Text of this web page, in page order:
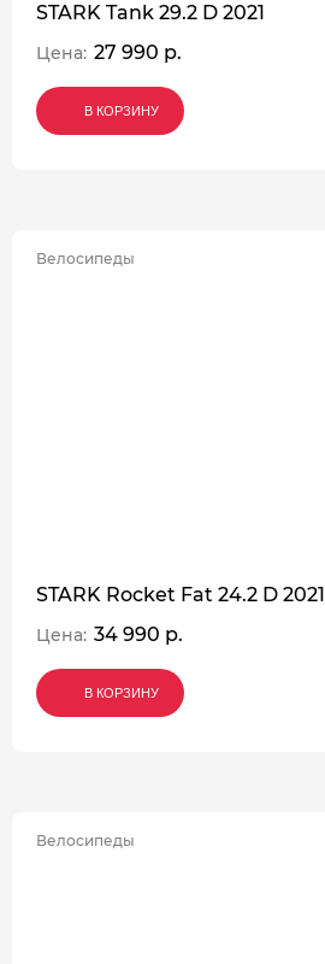
STARK Tank 29.2 D 2021
Цена: 27 990 р.
В КОРЗИНУ
В КОРЗИНУ
В КОРЗИНУ
Велосипеды
STARK Rocket Fat 24.2 D 2021
Цена: 34 990 р.
В КОРЗИНУ
В КОРЗИНУ
В КОРЗИНУ
Велосипеды